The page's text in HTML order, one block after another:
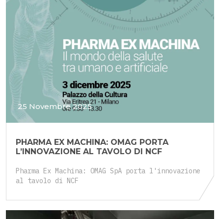
25 Novembre 2025
PHARMA EX MACHINA: OMAG PORTA
L’INNOVAZIONE AL TAVOLO DI NCF
Pharma Ex Machina: OMAG SpA porta l'innovazione
al tavolo di NCF